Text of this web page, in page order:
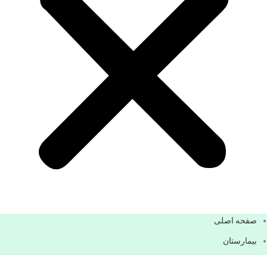
صفحه اصلی
بيمارستان